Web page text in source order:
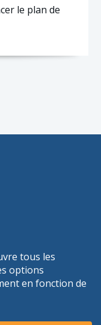
le plan de
tous les
options
en fonction de